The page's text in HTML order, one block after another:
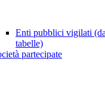
Enti pubblici vigilati
tabelle)
partecipate